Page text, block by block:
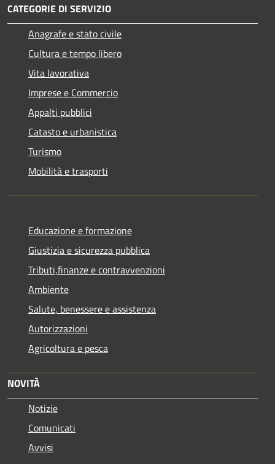
CATEGORIE DI SERVIZIO
Anagrafe e stato civile
Cultura e tempo libero
Vita lavorativa
Imprese e Commercio
Appalti pubblici
Catasto e urbanistica
Turismo
Mobilità e trasporti
Educazione e formazione
Giustizia e sicurezza pubblica
Tributi,finanze e contravvenzioni
Ambiente
Salute, benessere e assistenza
Autorizzazioni
Agricoltura e pesca
NOVITÀ
Notizie
Comunicati
Avvisi